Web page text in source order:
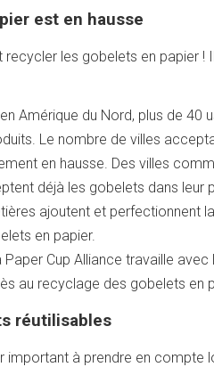
est en hausse
recycler les gobelets en papier
Amérique du Nord, plus de 40
Le nombre de villes
en hausse. Des villes
déjà les gobelets dans leur
ajoutent et perfectionnent
en papier.
Paper Cup Alliance travaille
au recyclage des gobelets en
réutilisables
important à prendre en compte